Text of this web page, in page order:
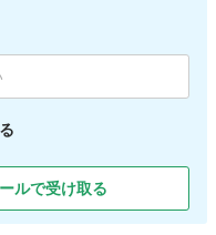
ルで受け取る